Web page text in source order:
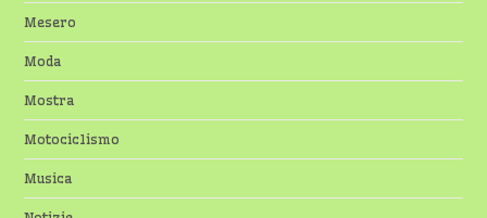
Mesero
Moda
Mostra
Motociclismo
Musica